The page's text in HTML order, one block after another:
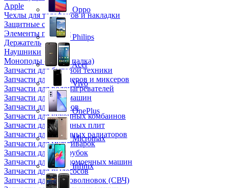
Apple
Чехлы для телефонов и накладки
Защитные стекла
Элементы питания
Держатель
Наушники
Моноподы (Селфи палка)
Запчасти для бытовой техники
Запчасти для блендеров и миксеров
Запчасти для водонагревателей
Запчасти для кофемашин
Запчасти для кулеров
Запчасти для кухонных комбаинов
Запчасти для кухонных плит
Запчасти для масляных радиаторов
Запчасти для мультиварок
Запчасти для мясорубок
Запчасти для посудомоечных машин
Запчасти для пылесосов
Запчасти для микроволновок (СВЧ)
Oppo
Philips
Acer
Vivo
OnePlus
Micromax
Infinix